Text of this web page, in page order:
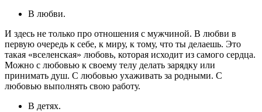
В любви.
И здесь не только про отношения с мужчиной. В любви в
первую очередь к себе, к миру, к тому, что ты делаешь. Это
такая «вселенская» любовь, которая исходит из самого сердца.
Можно с любовью к своему телу делать зарядку или
принимать душ. С любовью ухаживать за родными. С
любовью выполнять свою работу.
В детях.